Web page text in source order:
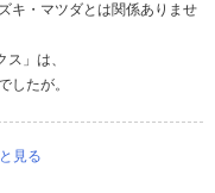
キ・マツダとは関係ありませ
」は、
したが。
見る